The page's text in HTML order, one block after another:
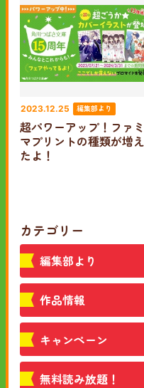
2023.12.25 編集部より
超パワーアップ！ファミ
マプリントの種類が増え
たよ！
カテゴリー
編集部より
作品情報
キャンペーン
無料読み放題！